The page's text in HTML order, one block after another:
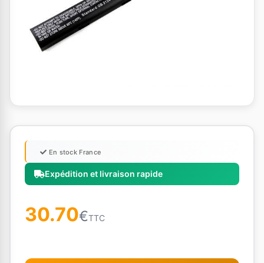
Expédition et livraison rapide
En stock France
30.70€TTC